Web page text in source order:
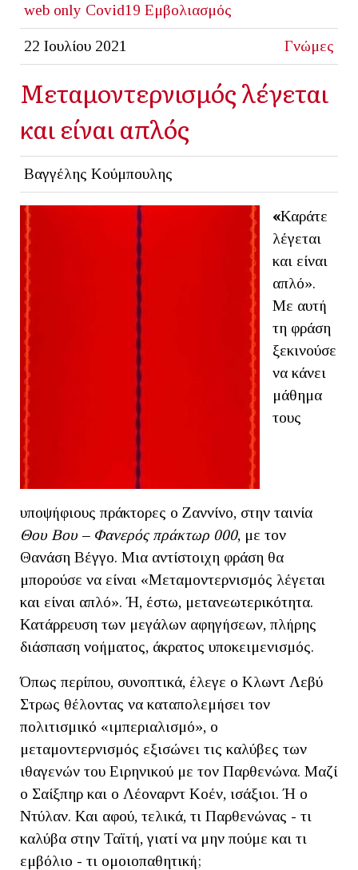
web only Covid19 Εμβολιασμός
22 Ιουλίου 2021 Γνώμες
Μεταμοντερνισμός λέγεται
και είναι απλός
Βαγγέλης Κούμπουλης
«Καράτε
λέγεται
και είναι
απλό».
Με αυτή
τη φράση
ξεκινούσε
να κάνει
μάθημα
τους
υποψήφιους πράκτορες ο Ζαννίνο, στην ταινία
Θου Βου – Φανερός πράκτωρ 000, με τον
Θανάση Βέγγο. Μια αντίστοιχη φράση θα
μπορούσε να είναι «Μεταμοντερνισμός λέγεται
και είναι απλό». Ή, έστω, μετανεωτερικότητα.
Κατάρρευση των μεγάλων αφηγήσεων, πλήρης
διάσπαση νοήματος, άκρατος υποκειμενισμός.
Όπως περίπου, συνοπτικά, έλεγε ο Κλωντ Λεβύ
Στρως θέλοντας να καταπολεμήσει τον
πολιτισμικό «ιμπεριαλισμό», ο
μεταμοντερνισμός εξισώνει τις καλύβες των
ιθαγενών του Ειρηνικού με τον Παρθενώνα. Μαζί
ο Σαίξπηρ και ο Λέοναρντ Κοέν, ισάξιοι. Ή ο
Ντύλαν. Και αφού, τελικά, τι Παρθενώνας - τι
καλύβα στην Ταϊτή, γιατί να μην πούμε και τι
εμβόλιο - τι ομοιοπαθητική;